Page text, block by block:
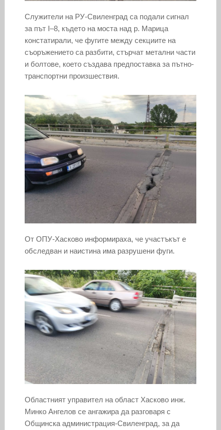
Служители на РУ-Свиленград са подали сигнал
за път I–8, където на моста над р. Марица
констатирали, че фугите между секциите на
съоръжението са разбити, стърчат метални части
и болтове, което създава предпоставка за пътно-
транспортни произшествия.
От ОПУ-Хасково информираха, че участъкът е
обследван и наистина има разрушени фуги.
Областният управител на област Хасково инж.
Минко Ангелов се ангажира да разговаря с
Общинска администрация-Свиленград, за да